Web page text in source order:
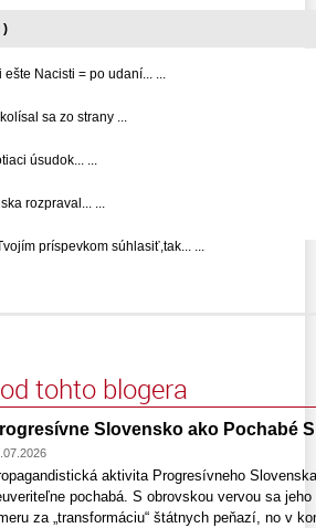
)
Nacisti = po udaní... ...
sa zo strany ...
úsudok... ...
rozpraval... ...
príspevkom súhlasiť,tak... ...
tohto blogera
Slovensko ako Pochabé
aktivita Progresívneho
pochabá. S obrovskou vervou sa
za „transformáciu“ štátnych peňazí, no v